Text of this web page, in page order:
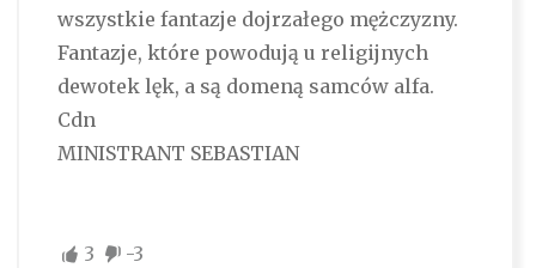
wszystkie fantazje dojrzałego mężczyzny.
Fantazje, które powodują u religijnych
dewotek lęk, a są domeną samców alfa.
Cdn
MINISTRANT SEBASTIAN
3
-3